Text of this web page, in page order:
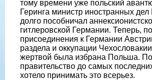
тому времени уже польский
Геринга министр иностранных
долго пособничал
гитлеровской Германии. Теперь,
присоединения к Германии
раздела и оккупации
жертвой была избрана Польша.
правительство до самых
хотело принимать это всерьез.